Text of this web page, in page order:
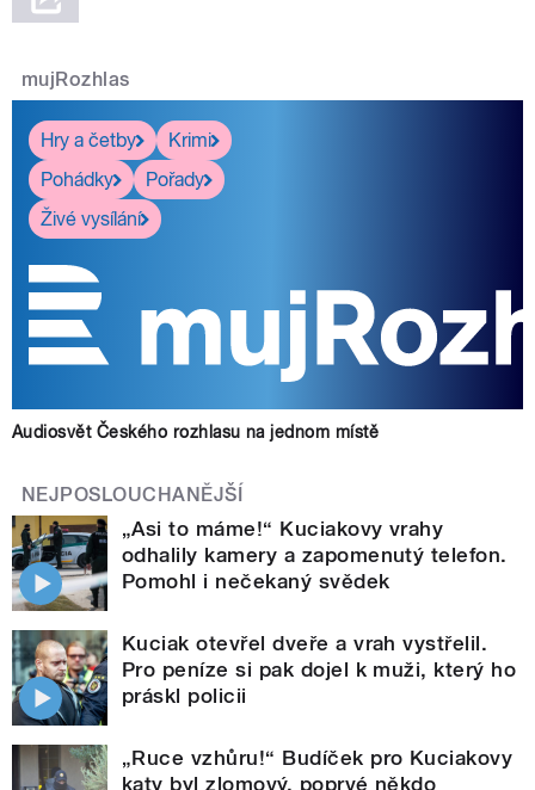
mujRozhlas
Hry a četby
Krimi
Pohádky
Pořady
Živé vysílání
Audiosvět Českého rozhlasu na jednom místě
NEJPOSLOUCHANĚJŠÍ
„Asi to máme!“ Kuciakovy vrahy
odhalily kamery a zapomenutý telefon.
Pomohl i nečekaný svědek
Kuciak otevřel dveře a vrah vystřelil.
Pro peníze si pak dojel k muži, který ho
práskl policii
„Ruce vzhůru!“ Budíček pro Kuciakovy
katy byl zlomový, poprvé někdo